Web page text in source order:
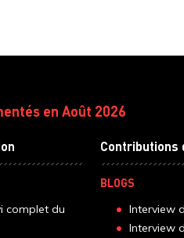
en Août 2026
complet du
Contributions
BLOGS
Interview
Interview